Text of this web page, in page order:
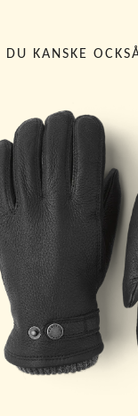
DU KANSKE